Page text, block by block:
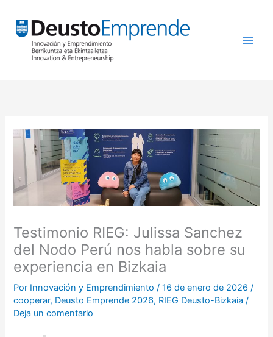
contenido
Testimonio RIEG: Julissa Sanchez
del Nodo Perú nos habla sobre su
experiencia en Bizkaia
Por Innovación y Emprendimiento /16 de enero de 2026 /
cooperar, Deusto Emprende 2026, RIEG Deusto-Bizkaia /
Deja un comentario